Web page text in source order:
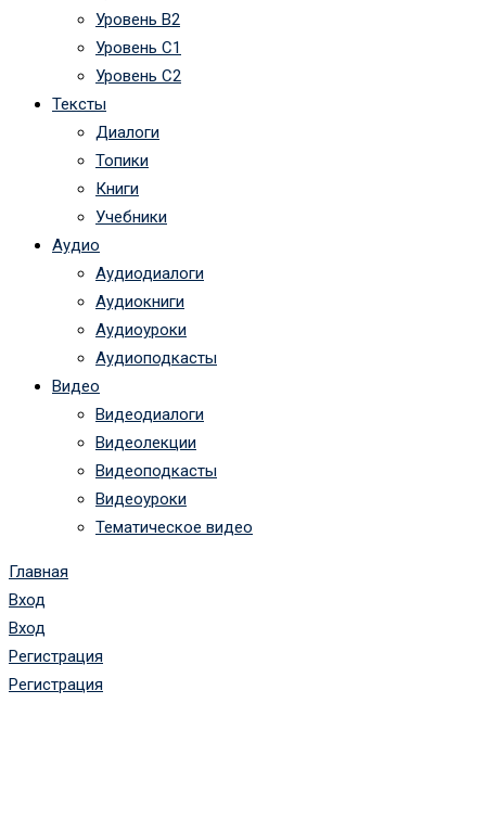
Уровень B2
Уровень C1
Уровень C2
Тексты
Диалоги
Топики
Книги
Учебники
Аудио
Аудиодиалоги
Аудиокниги
Аудиоуроки
Аудиоподкасты
Видео
Видеодиалоги
Видеолекции
Видеоподкасты
Видеоуроки
Тематическое видео
Главная
Вход
Вход
Регистрация
Регистрация